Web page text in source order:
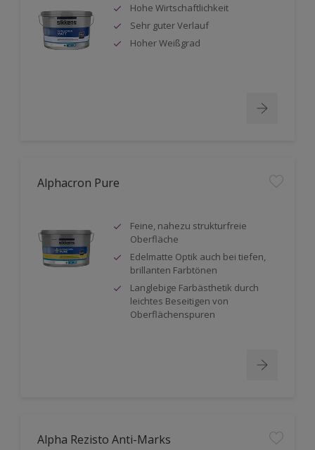
Hohe Wirtschaftlichkeit
Sehr guter Verlauf
Hoher Weißgrad
Alphacron Pure
Feine, nahezu strukturfreie
Oberfläche
Edelmatte Optik auch bei tiefen,
brillanten Farbtönen
Langlebige Farbästhetik durch
leichtes Beseitigen von
Oberflächenspuren
Alpha Rezisto Anti-Marks